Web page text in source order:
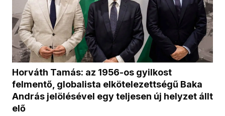
Horváth Tamás: az 1956-os gyilkost
felmentő, globalista elkötelezettségű Baka
András jelölésével egy teljesen új helyzet állt
elő